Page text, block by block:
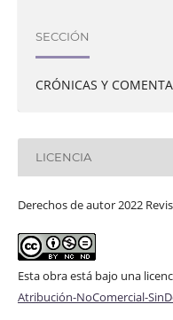
SECCIÓN
CRÓNICAS Y
LICENCIA
Derechos de autor 2022
Esta obra está bajo una
Atribución-NoComercial-